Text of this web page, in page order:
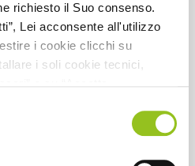
richiesto il Suo consenso.
Lei acconsente all'utilizzo
i cookie clicchi su
i soli cookie tecnici,
il banner, anche in
a sinistra di ciascuna